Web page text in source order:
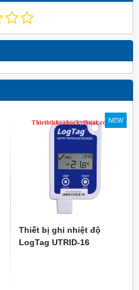
NEW
Thiết bị ghi nhiệt độ
LogTag UTRID-16